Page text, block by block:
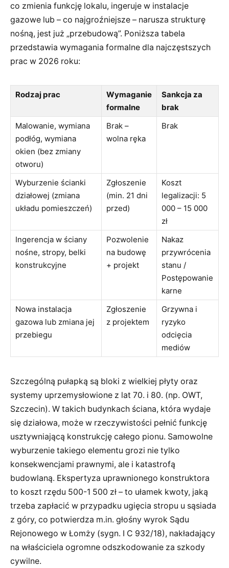
co zmienia funkcję lokalu, ingeruje w instalacje
gazowe lub – co najgroźniejsze – narusza strukturę
nośną, jest już „przebudową”. Poniższa tabela
przedstawia wymagania formalne dla najczęstszych
prac w 2026 roku:
Rodzaj prac
Wymaganie
formalne
Sankcja za
brak
Malowanie, wymiana
podłóg, wymiana
okien (bez zmiany
otworu)
Brak –
wolna ręka
Brak
Wyburzenie ścianki
działowej (zmiana
układu pomieszczeń)
Zgłoszenie
(min. 21 dni
przed)
Koszt
legalizacji: 5
000 – 15 000
zł
Ingerencja w ściany
nośne, stropy, belki
konstrukcyjne
Pozwolenie
na budowę
+ projekt
Nakaz
przywrócenia
stanu /
Postępowanie
karne
Nowa instalacja
gazowa lub zmiana jej
przebiegu
Zgłoszenie
z projektem
Grzywna i
ryzyko
odcięcia
mediów
Szczególną pułapką są bloki z wielkiej płyty oraz
systemy uprzemysłowione z lat 70. i 80. (np. OWT,
Szczecin). W takich budynkach ściana, która wydaje
się działowa, może w rzeczywistości pełnić funkcję
usztywniającą konstrukcję całego pionu. Samowolne
wyburzenie takiego elementu grozi nie tylko
konsekwencjami prawnymi, ale i katastrofą
budowlaną. Ekspertyza uprawnionego konstruktora
to koszt rzędu 500-1 500 zł – to ułamek kwoty, jaką
trzeba zapłacić w przypadku ugięcia stropu u sąsiada
z góry, co potwierdza m.in. głośny wyrok Sądu
Rejonowego w Łomży (sygn. I C 932/18), nakładający
na właściciela ogromne odszkodowanie za szkody
cywilne.